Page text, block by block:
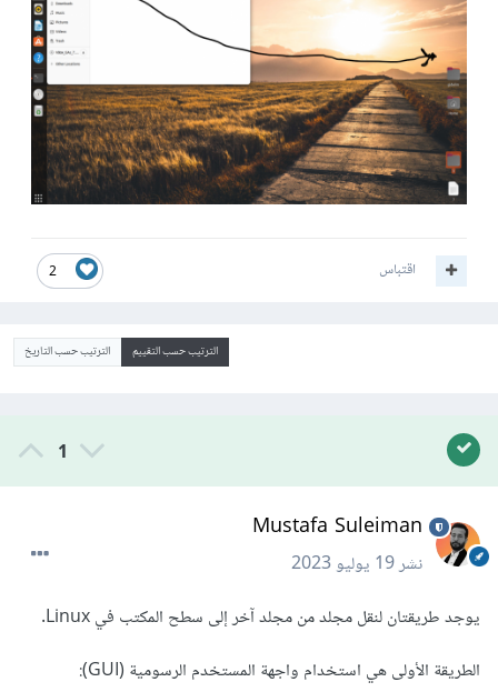
2 اقتباس
الترتيب حسب التقييم الترتيب حسب التاريخ
1
Mustafa Suleiman
نشر19 يوليو 2023
يوجد طريقتان لنقل مجلد من مجلد آخر إلى سطح المكتب في Linux.
الطريقة الأولى هي استخدام واجهة المستخدم الرسومية (GUI):